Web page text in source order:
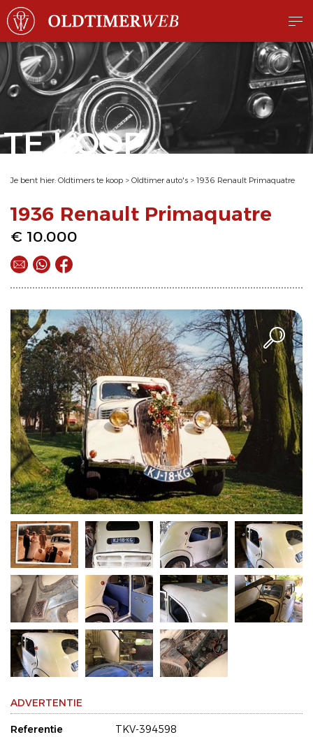
TE KOOP
Je bent hier: Oldtimers te koop > Oldtimer auto's > 1936 Renault Primaquatre
1936 Renault Primaquatre
€ 10.000
ADVERTENTIE
Referentie
TKV-394598